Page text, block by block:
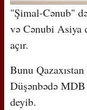
"Şimal-Cənub"
və Cənubi Asiya
açır.
Bunu
Düşənbədə MDB
deyib.